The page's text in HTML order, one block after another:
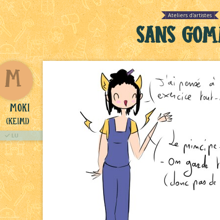
Ateliers d'artistes
Sans
M
Moki
(Keimi)
LU